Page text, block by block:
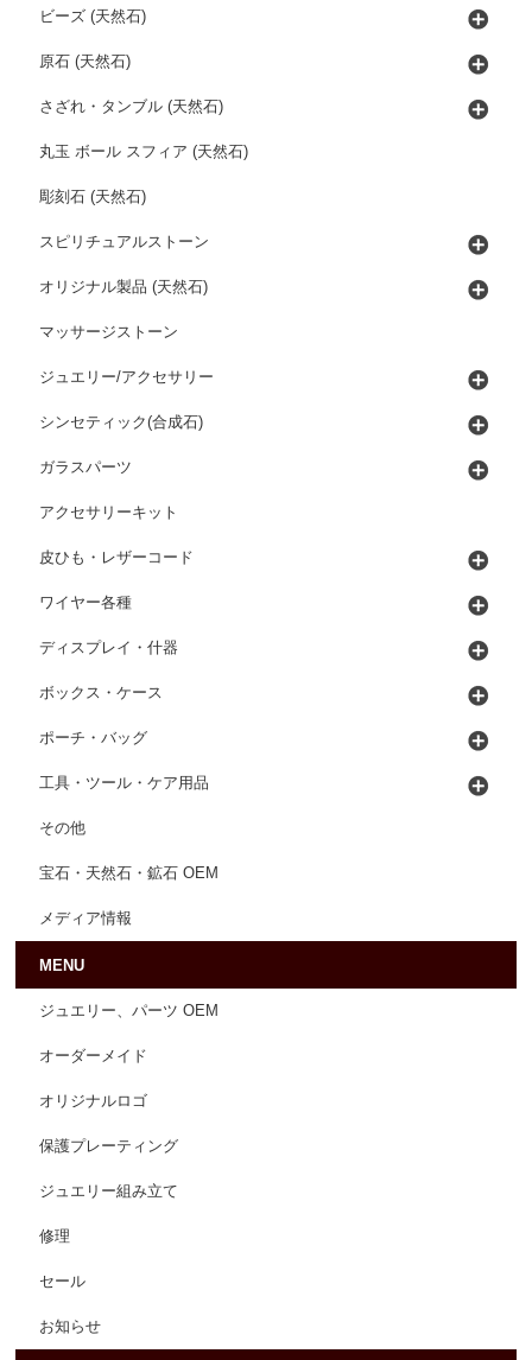
ビーズ (天然石)
原石 (天然石)
さざれ・タンブル (天然石)
丸玉 ボール スフィア (天然石)
彫刻石 (天然石)
スピリチュアルストーン
オリジナル製品 (天然石)
マッサージストーン
ジュエリー/アクセサリー
シンセティック(合成石)
ガラスパーツ
アクセサリーキット
皮ひも・レザーコード
ワイヤー各種
ディスプレイ・什器
ボックス・ケース
ポーチ・バッグ
工具・ツール・ケア用品
その他
宝石・天然石・鉱石 OEM
メディア情報
MENU
ジュエリー、パーツ OEM
オーダーメイド
オリジナルロゴ
保護プレーティング
ジュエリー組み立て
修理
セール
お知らせ